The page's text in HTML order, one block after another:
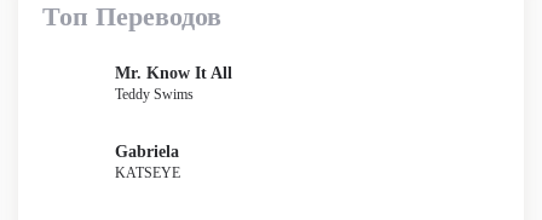
Топ Переводов
Mr. Know It All
Teddy Swims
Gabriela
KATSEYE